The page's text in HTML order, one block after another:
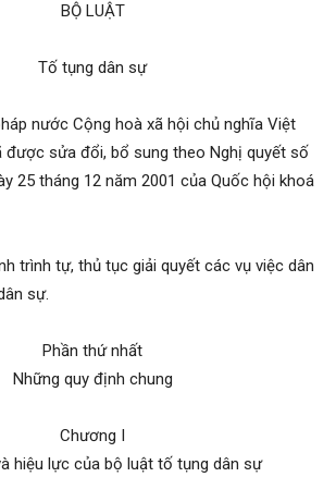
BỘ LUẬT
Tố tụng dân sự
nước Cộng hoà xã hội chủ nghĩa Việt
được sửa đổi, bổ sung theo Nghị quyết số
25 tháng 12 năm 2001 của Quốc hội khoá
trình tự, thủ tục giải quyết các vụ việc dân
sự.
Phần thứ nhất
Những quy định chung
Chương I
hiệu lực của bộ luật tố tụng dân sự